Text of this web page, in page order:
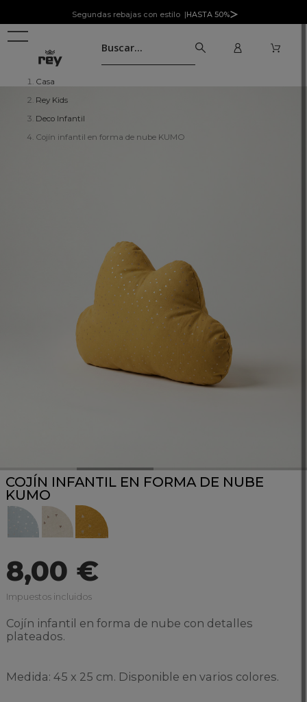
Segundas rebajas con estilo |HASTA 50%
Casa
Rey Kids
Deco Infantil
Cojín infantil en forma de nube KUMO
COJÍN INFANTIL EN FORMA DE NUBE
KUMO
8,00 €
Impuestos incluidos
Cojín infantil en forma de nube con detalles
plateados.
Medida: 45 x 25 cm. Disponible en varios colores.